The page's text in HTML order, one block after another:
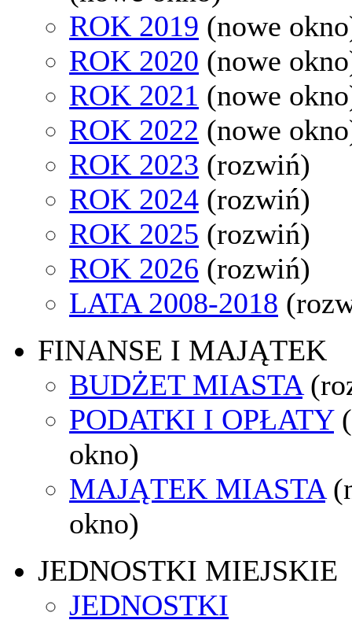
ROK 2019 (nowe
ROK 2020 (nowe
ROK 2021 (nowe
ROK 2022 (nowe
ROK 2023 (rozwiń)
ROK 2024 (rozwiń)
ROK 2025 (rozwiń)
ROK 2026 (rozwiń)
LATA 2008-2018
FINANSE I MAJĄTEK
BUDŻET MIASTA
PODATKI I OPŁATY
okno)
MAJĄTEK MIASTA
okno)
JEDNOSTKI MIEJSKIE
JEDNOSTKI